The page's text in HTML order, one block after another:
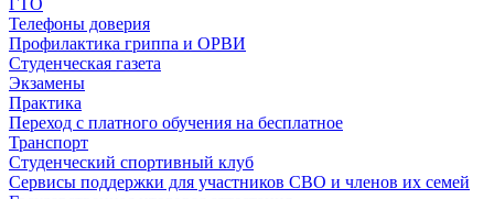
ГТО
Телефоны доверия
Профилактика гриппа и ОРВИ
Cтуденческая газета
Экзамены
Практика
Переход с платного обучения на бесплатное
Транспорт
Студенческий спортивный клуб
Сервисы поддержки для участников СВО и членов их семей